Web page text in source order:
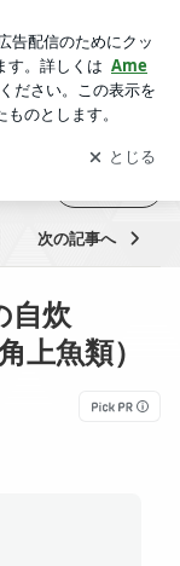
ル
受け取りまし
開く
次の記事へ
自炊
上魚類）